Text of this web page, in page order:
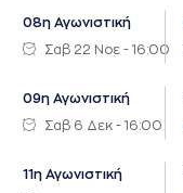
08η Αγωνιστική
Σαβ 22 Νοε - 16:00
09η Αγωνιστική
Σαβ 6 Δεκ - 16:00
11η Αγωνιστική